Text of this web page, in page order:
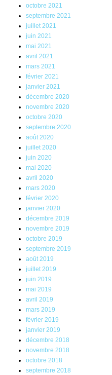
octobre 2021
septembre 2021
juillet 2021
juin 2021
mai 2021
avril 2021
mars 2021
février 2021
janvier 2021
décembre 2020
novembre 2020
octobre 2020
septembre 2020
août 2020
juillet 2020
juin 2020
mai 2020
avril 2020
mars 2020
février 2020
janvier 2020
décembre 2019
novembre 2019
octobre 2019
septembre 2019
août 2019
juillet 2019
juin 2019
mai 2019
avril 2019
mars 2019
février 2019
janvier 2019
décembre 2018
novembre 2018
octobre 2018
septembre 2018